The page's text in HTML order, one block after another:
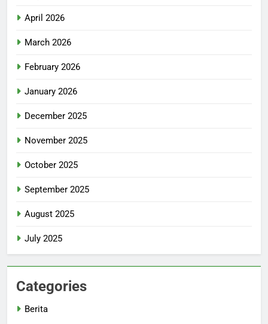
April 2026
March 2026
February 2026
January 2026
December 2025
November 2025
October 2025
September 2025
August 2025
July 2025
Categories
Berita